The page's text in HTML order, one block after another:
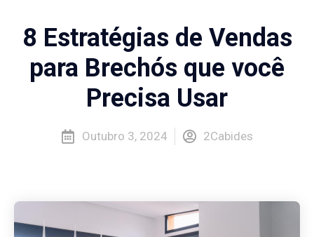
8 Estratégias de Vendas
para Brechós que você
Precisa Usar
Outubro 3, 2024 2Cabides